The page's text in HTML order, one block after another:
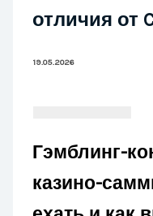
отличия от
19.05.2026
Гэмблинг-
казино-